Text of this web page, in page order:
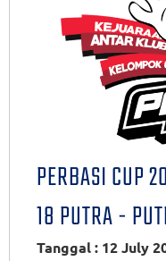
PERBASI CUP
18 PUTRA -
Tanggal : 12 July